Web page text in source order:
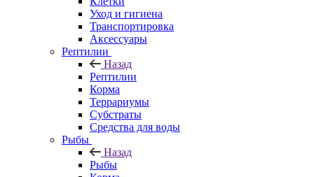
Уход и гигиена
Транспортировка
Аксессуары
Рептилии
Назад
Рептилии
Корма
Террариумы
Субстраты
Средства для воды
Рыбы
Назад
Рыбы